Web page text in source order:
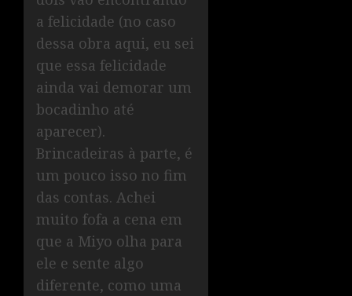
a felicidade (no caso
dessa obra aqui, eu sei
que essa felicidade
ainda vai demorar um
bocadinho até
aparecer).
Brincadeiras à parte, é
um pouco isso no fim
das contas. Achei
muito fofa a cena em
que a Miyo olha para
ele e sente algo
diferente, como uma